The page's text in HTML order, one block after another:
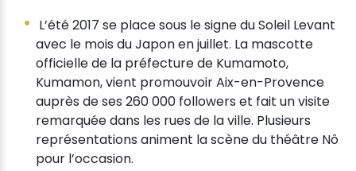
L’été 2017 se place sous le signe du Soleil Levant
avec le mois du Japon en juillet. La mascotte
officielle de la préfecture de Kumamoto,
Kumamon, vient promouvoir Aix-en-Provence
auprès de ses 260 000 followers et fait un visite
remarquée dans les rues de la ville. Plusieurs
représentations animent la scène du théâtre Nô
pour l’occasion.